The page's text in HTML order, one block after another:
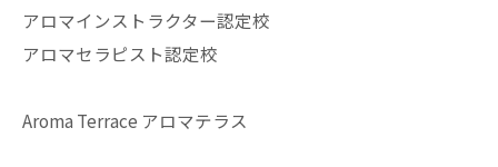
アロマインストラクター認定校
アロマセラピスト認定校
Aroma Terrace アロマテラス